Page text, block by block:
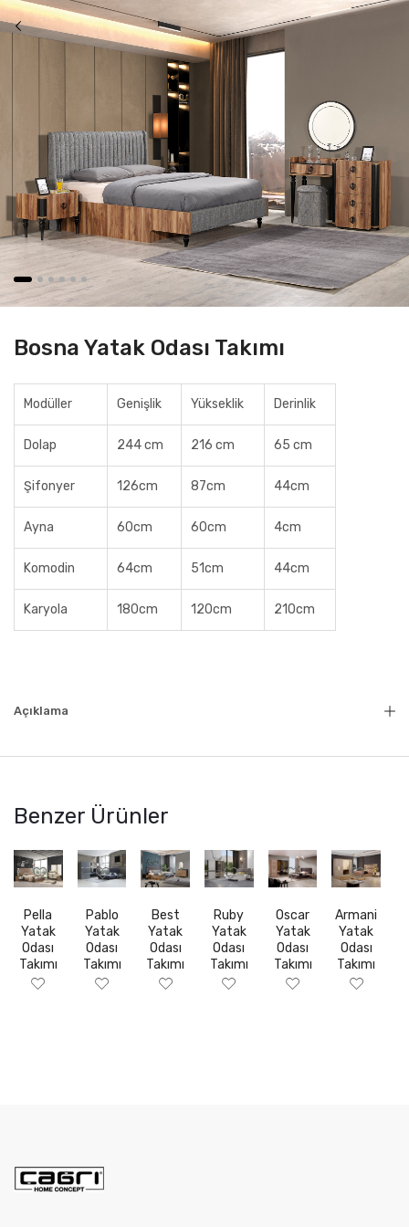
Bosna Yatak Odası Takımı
Modüller Genişlik Yükseklik Derinlik
Dolap 244 cm 216 cm 65 cm
Şifonyer 126cm 87cm 44cm
Ayna 60cm 60cm 4cm
Komodin 64cm 51cm 44cm
Karyola 180cm 120cm 210cm
Açıklama
Benzer Ürünler
Pella
Yatak
Odası
Takımı
Pablo
Yatak
Odası
Takımı
Best
Yatak
Odası
Takımı
Ruby
Yatak
Odası
Takımı
Oscar
Yatak
Odası
Takımı
Armani
Yatak
Odası
Takımı